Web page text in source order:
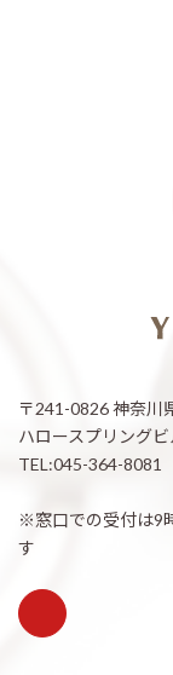
〒241-0826 神奈川
ハロースプリング
TEL:045-364-8081
※窓口での受付は9
す